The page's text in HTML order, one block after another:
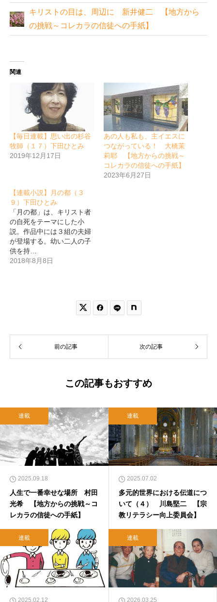
キリストの目は、周辺に 新井健二 【地方から
の挑戦～コレカラの信徒への手紙】
関連
【毎日連載】思い出の杉谷
牧師（１７）下田ひとみ
2019年12月17日
あの人も私も、主イエスに
つながっている！ 大橋茉
莉耶 【地方からの挑戦～
コレカラの信徒への手紙】
2023年6月27日
【連載小説】月の都（３
９）下田ひとみ
「月の都」は、キリスト者
の自死をテーマにした小
説。作品中には３組の夫婦
が登場する。幼い二人の子
供を持…
2018年8月8日
 
前の記事 次の記事
この記事もおすすめ
連載
2025.09.18
人生で一番幸せな場所 村田
光希 【地方からの挑戦～コ
レカラの信徒への手紙】
連載
2025.07.02
多元的世界における伝道につ
いて（４） 川島堅二 【宗
教リテラシー向上委員会】
連載
2025.02.12
連載
2026.03.25